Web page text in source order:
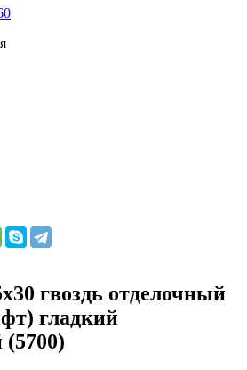
гвоздь отделочный
гладкий